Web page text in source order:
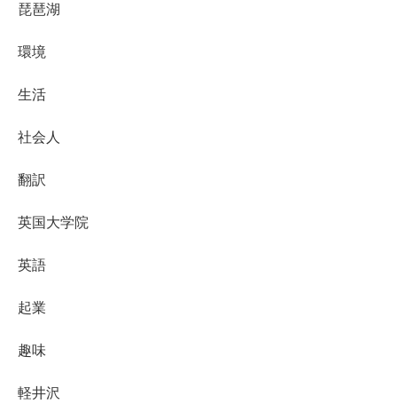
琵琶湖
環境
生活
社会人
翻訳
英国大学院
英語
起業
趣味
軽井沢